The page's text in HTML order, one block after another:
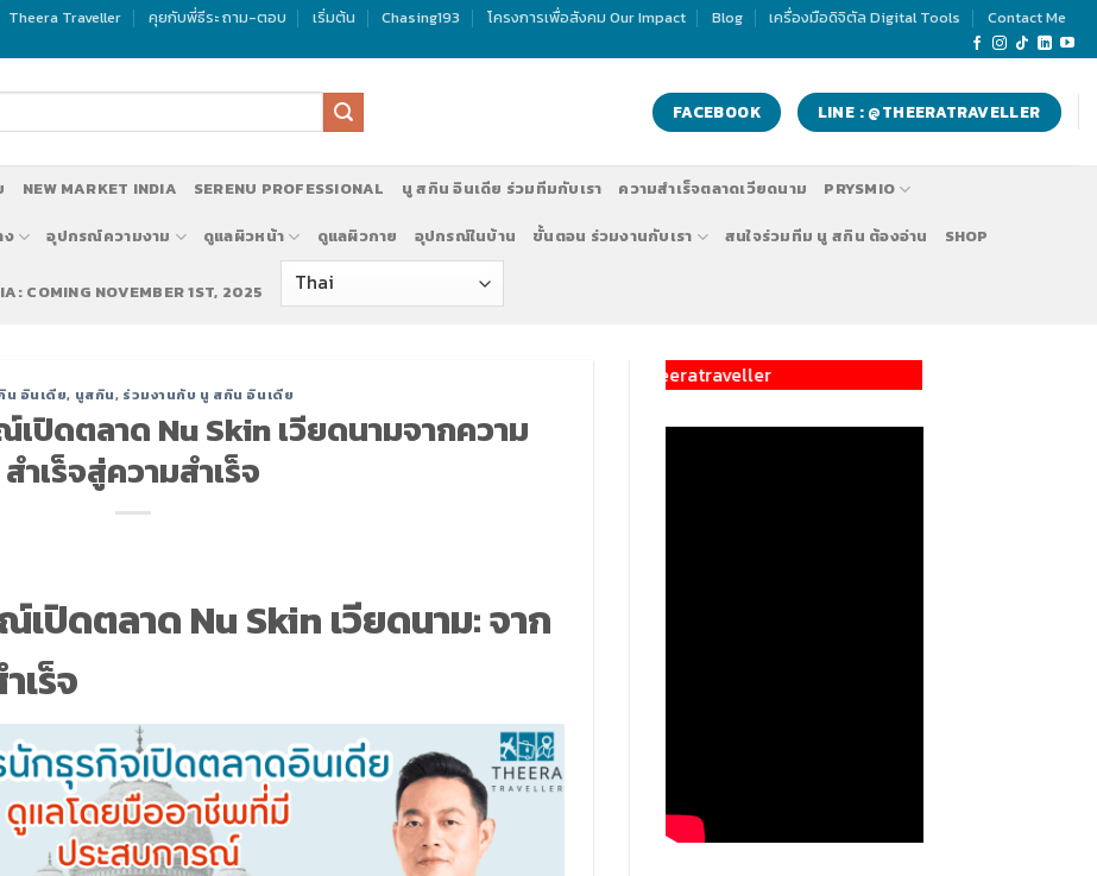
Theera Traveller คุยกับพี่ธีระ ถาม-ตอบ เริ่มต้น Chasing193 โครงการเพื่อสังคม Our Impact Blog เครื่องมือดิจิตัล Digital Tools Contact Me
FACEBOOK LINE : @THEERATRAVELLER
NEW MARKET INDIA SERENU PROFESSIONAL นู สกิน อินเดีย ร่วมทีมกับเรา ความสำเร็จตลาดเวียดนาม PRYSMIO
ง อุปกรณ์ความงาม ดูแลผิวหน้า ดูแลผิวกาย อุปกรณ์ในบ้าน ขั้นตอน ร่วมงานกับเรา สนใจร่วมทีม นู สกิน ต้องอ่าน SHOP
COMING NOVEMBER 1ST, 2025
น อินเดีย, นูสกิน, ร่วมงานกับ นู สกิน อินเดีย
เปิดตลาด Nu Skin เวียดนามจากความ
สำเร็จสู่ความสำเร็จ
เปิดตลาด Nu Skin เวียดนาม: จาก
เร็จ